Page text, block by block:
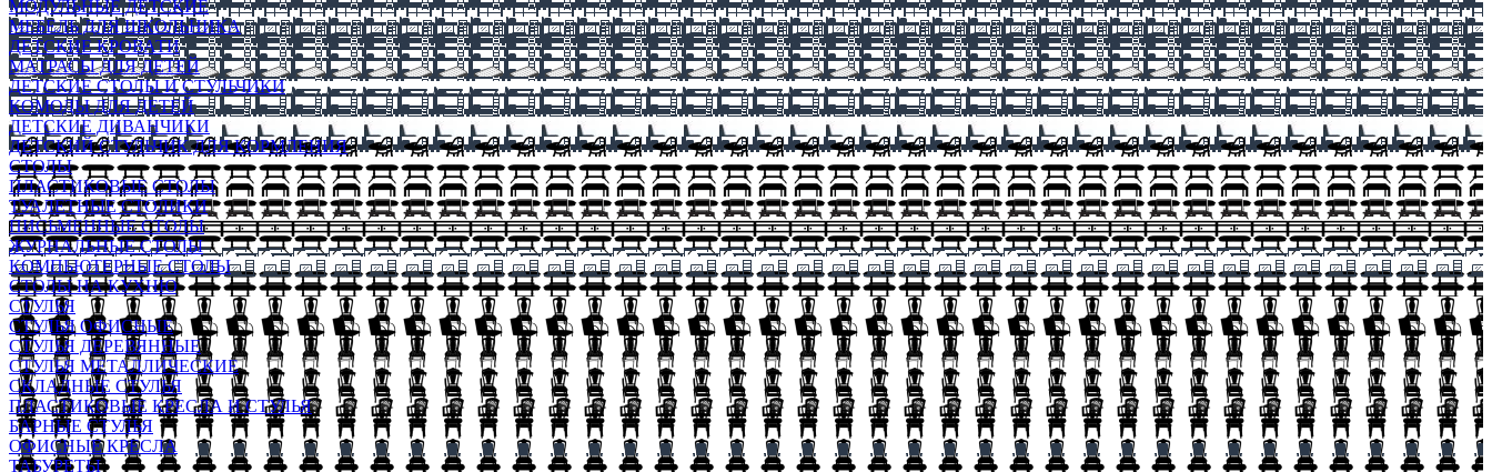
МОДУЛЬНЫЕ ДЕТСКИЕ
МЕБЕЛЬ ДЛЯ ШКОЛЬНИКА
ДЕТСКИЕ КРОВАТИ
МАТРАСЫ ДЛЯ ДЕТЕЙ
ДЕТСКИЕ СТОЛЫ И СТУЛЬЧИКИ
КОМОДЫ ДЛЯ ДЕТЕЙ
ДЕТСКИЕ ДИВАНЧИКИ
ДЕТСКИЙ СТУЛЬЧИК ДЛЯ КОРМЛЕНИЯ
СТОЛЫ
ПЛАСТИКОВЫЕ СТОЛЫ
ТУАЛЕТНЫЕ СТОЛИКИ
ПИСЬМЕННЫЕ СТОЛЫ
ЖУРНАЛЬНЫЕ СТОЛЫ
КОМПЬЮТЕРНЫЕ СТОЛЫ
СТОЛЫ НА КУХНЮ
СТУЛЬЯ
СТУЛЬЯ ОФИСНЫЕ
СТУЛЬЯ ДЕРЕВЯННЫЕ
СТУЛЬЯ МЕТАЛЛИЧЕСКИЕ
СКЛАДНЫЕ СТУЛЬЯ
ПЛАСТИКОВЫЕ КРЕСЛА И СТУЛЬЯ
БАРНЫЕ СТУЛЬЯ
ОФИСНЫЕ КРЕСЛА
ТАБУРЕТЫ